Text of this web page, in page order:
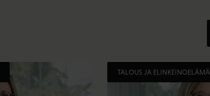
TALOUS JA ELINKEINOELÄMÄ